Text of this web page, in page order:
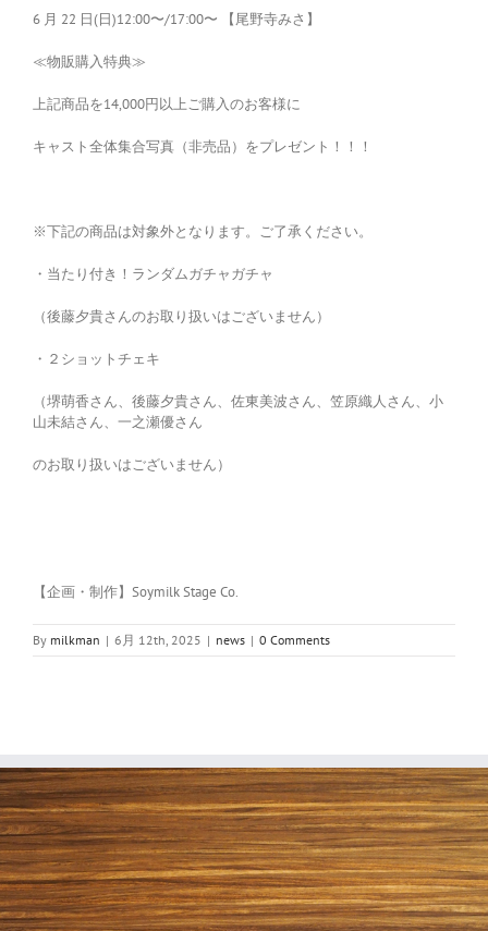
6 月 22 日(日)12:00〜/17:00〜 【尾野寺みさ】
≪物販購入特典≫
上記商品を14,000円以上ご購入のお客様に
キャスト全体集合写真（非売品）をプレゼント！！！
※下記の商品は対象外となります。ご了承ください。
・当たり付き！ランダムガチャガチャ
（後藤夕貴さんのお取り扱いはございません）
・２ショットチェキ
（堺萌香さん、後藤夕貴さん、佐東美波さん、笠原織人さん、小
山未結さん、一之瀬優さん
のお取り扱いはございません）
【企画・制作】Soymilk Stage Co.
By milkman | 6月 12th, 2025 | news | 0 Comments